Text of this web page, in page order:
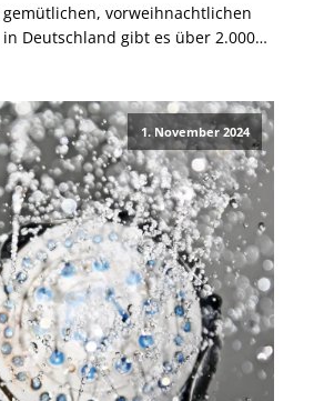
vorweihnachtlichen
Deutschland gibt es über 2.000
vor Ort informieren, wenn Du eine
[…]
1. November 2024